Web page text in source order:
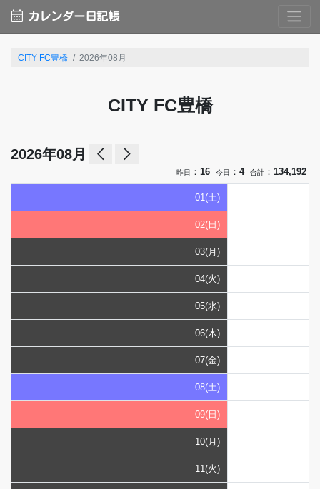
calendar_month カレンダー日記帳
CITY FC豊橋 2026年08月
CITY FC豊橋
2026年08月 arrow_back_ios arrow_forward_ios
昨日 ： 16 今日 ： 4 合計 ： 134,192
01(土)
02(日)
03(月)
04(火)
05(水)
06(木)
07(金)
08(土)
09(日)
10(月)
11(火)